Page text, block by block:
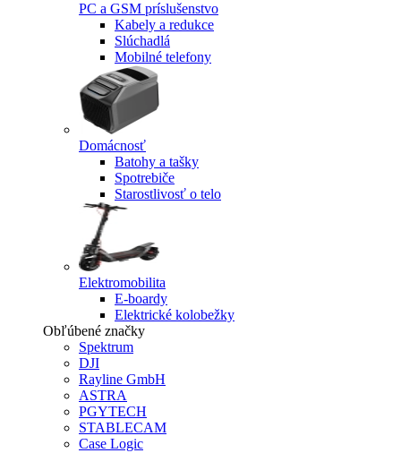
PC a GSM príslušenstvo
Kabely a redukce
Slúchadlá
Mobilné telefony
Domácnosť
Batohy a tašky
Spotrebiče
Starostlivosť o telo
Elektromobilita
E-boardy
Elektrické kolobežky
Obľúbené značky
Spektrum
DJI
Rayline GmbH
ASTRA
PGYTECH
STABLECAM
Case Logic